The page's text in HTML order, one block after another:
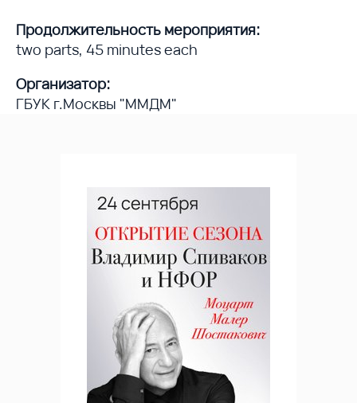
Продолжительность мероприятия:
two parts, 45 minutes each
Организатор:
ГБУК г.Москвы "ММДМ"